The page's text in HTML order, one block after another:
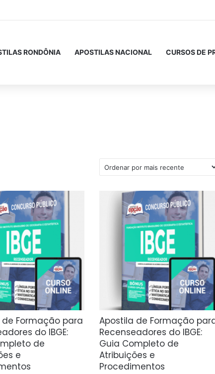
RONDÔNIA APOSTILAS NACIONAL CURSOS DE
Formação para
do IBGE:
de
e
Apostila de Formação
Recenseadores do IBGE:
Guia Completo de
Atribuições e
Procedimentos